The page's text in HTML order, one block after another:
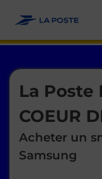
La Poste
COEUR
Acheter un
Samsung
Le lien s'ouvre dans